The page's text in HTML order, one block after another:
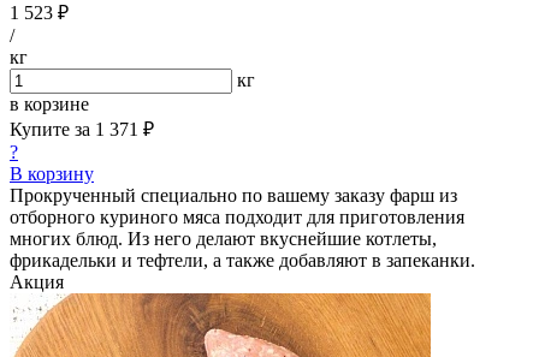
1 523 ₽
/
кг
кг
в корзине
Купите за 1 371 ₽
?
В корзину
Прокрученный специально по вашему заказу фарш из
отборного куриного мяса подходит для приготовления
многих блюд. Из него делают вкуснейшие котлеты,
фрикадельки и тефтели, а также добавляют в запеканки.
Акция